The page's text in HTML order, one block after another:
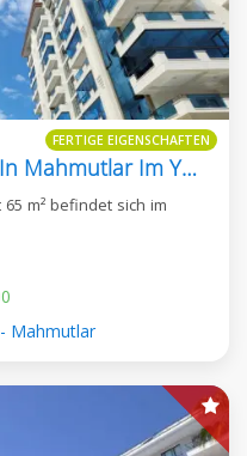
FERTIGE EIGENSCHAFTEN
Möblierte 1+1-Wohnung In Mahmutlar Im Yekta Trade Center
m² befindet sich im
Mahmutlar